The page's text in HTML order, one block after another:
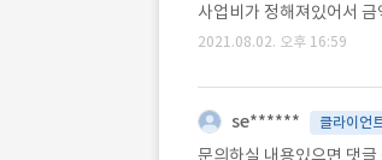
사업비가 정해져있어서
2021.08.02. 오후 16:59
se****** 클라이언
문의하실 내용있으면 댓